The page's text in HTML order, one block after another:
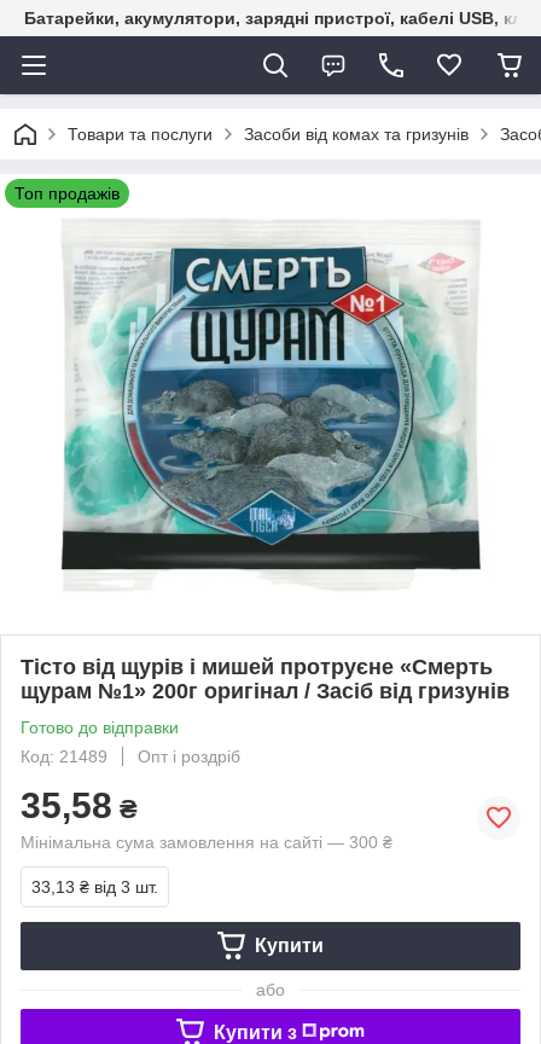
Батарейки, акумулятори, зарядні пристрої, кабелі USB,
Товари та послуги Засоби від комах та гризунів
Топ продажів
Тісто від щурів і мишей протруєне «Смерть
щурам №1» 200г оригінал / Засіб від гризунів
Готово до відправки
Код: 21489
Опт і роздріб
35,58 ₴
Мінімальна сума замовлення на сайті — 300 ₴
33,13 ₴ від 3 шт.
Купити
або
Купити з